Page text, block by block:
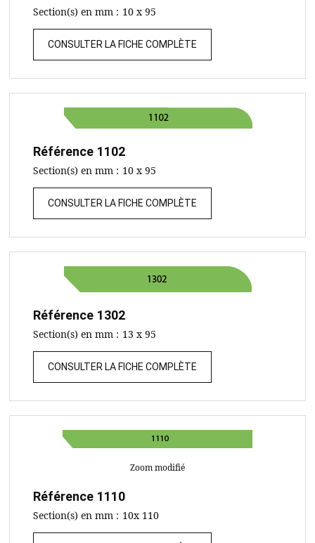
Section(s) en mm : 10 x 95
CONSULTER LA FICHE COMPLÈTE
Référence 1102
Section(s) en mm : 10 x 95
CONSULTER LA FICHE COMPLÈTE
Référence 1302
Section(s) en mm : 13 x 95
CONSULTER LA FICHE COMPLÈTE
Zoom modifié
Référence 1110
Section(s) en mm : 10x 110